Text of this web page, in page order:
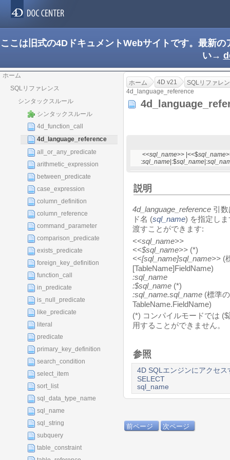
ここは旧式の4DドキュメントWebサイトです。最新
い→
ホーム
SQLリファレンス
シンタックスルール
シンタックスルール
4d_function_call
4d_language_reference
all_or_any_predicate
arithmetic_expression
between_predicate
case_expression
column_definition
column_reference
command_parameter
comparison_predicate
exists_predicate
foreign_key_definition
function_call
in_predicate
is_null_predicate
like_predicate
literal
predicate
primary_key_definition
search_condition
select_item
sort_list
sql_data_type_name
sql_name
sql_string
subquery
table_constraint
ホーム 4D v21
SQLリファレ
4d_language_reference
<<sql_name>> |<<$sql_name
:sql_name |:$sql_name |:
説明
4d_language_reference 引
ド名 (sql_name) を指定し
渡すことができます:
<<sql_name>>
<<$sql_name>> (*)
<<[sql_name]sql_name>> (
[TableName]FieldName)
:sql_name
:$sql_name (*)
:sql_name.sql_name (標準
TableName.FieldName)
(*) コンパイルモードでは
用することができません。
参照
4D SQLエンジンにアクセス
SELECT
sql_name
前ページ 次ページ